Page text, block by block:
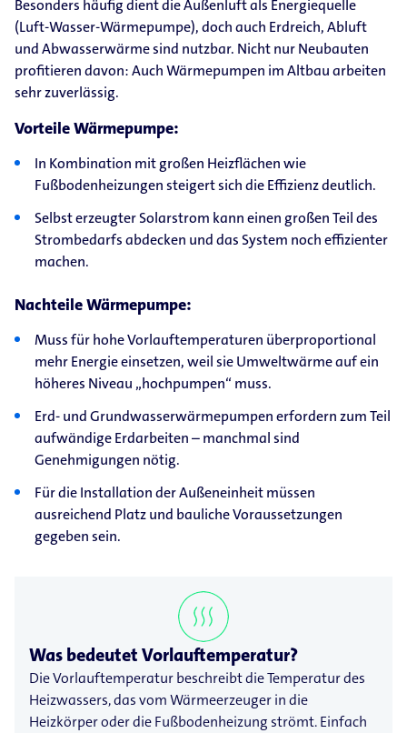
Besonders häufig dient die Außenluft als Energiequelle
(Luft-Wasser-Wärmepumpe), doch auch Erdreich, Abluft
und Abwasserwärme sind nutzbar. Nicht nur Neubauten
profitieren davon: Auch Wärmepumpen im Altbau arbeiten
sehr zuverlässig.
Vorteile Wärmepumpe:
In Kombination mit großen Heizflächen wie
Fußbodenheizungen steigert sich die Effizienz deutlich.
Selbst erzeugter Solarstrom kann einen großen Teil des
Strombedarfs abdecken und das System noch effizienter
machen.
Nachteile Wärmepumpe:
Muss für hohe Vorlauftemperaturen überproportional
mehr Energie einsetzen, weil sie Umweltwärme auf ein
höheres Niveau „hochpumpen“ muss.
Erd- und Grundwasserwärmepumpen erfordern zum Teil
aufwändige Erdarbeiten – manchmal sind
Genehmigungen nötig.
Für die Installation der Außeneinheit müssen
ausreichend Platz und bauliche Voraussetzungen
gegeben sein.
Was bedeutet Vorlauftemperatur?
Die Vorlauftemperatur beschreibt die Temperatur des
Heizwassers, das vom Wärmeerzeuger in die
Heizkörper oder die Fußbodenheizung strömt. Einfach